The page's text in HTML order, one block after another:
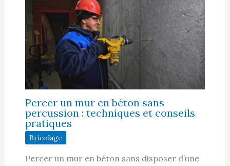
Percer un mur en béton sans
percussion : techniques et conseils
pratiques
Bricolage
Percer un mur en béton sans disposer d’une